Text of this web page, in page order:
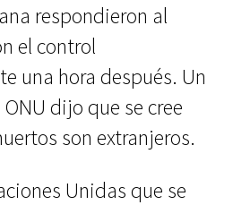
respondieron al
el control
una hora después. Un
dijo que se cree
son extranjeros.
Unidas que se